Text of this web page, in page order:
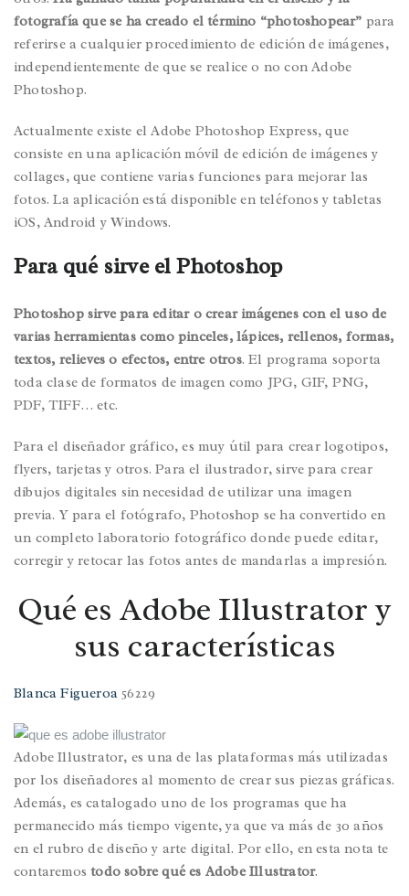
fotografía que se ha creado el término “photoshopear” para
referirse a cualquier procedimiento de edición de imágenes,
independientemente de que se realice o no con Adobe
Photoshop.
Actualmente existe el Adobe Photoshop Express, que
consiste en una aplicación móvil de edición de imágenes y
collages, que contiene varias funciones para mejorar las
fotos. La aplicación está disponible en teléfonos y tabletas
iOS, Android y Windows.
Para qué sirve el Photoshop
Photoshop sirve para editar o crear imágenes con el uso de
varias herramientas como pinceles, lápices, rellenos, formas,
textos, relieves o efectos, entre otros. El programa soporta
toda clase de formatos de imagen como JPG, GIF, PNG,
PDF, TIFF… etc.
Para el diseñador gráfico, es muy útil para crear logotipos,
flyers, tarjetas y otros. Para el ilustrador, sirve para crear
dibujos digitales sin necesidad de utilizar una imagen
previa. Y para el fotógrafo, Photoshop se ha convertido en
un completo laboratorio fotográfico donde puede editar,
corregir y retocar las fotos antes de mandarlas a impresión.
Qué es Adobe Illustrator y
sus características
Blanca Figueroa 56229
Adobe Illustrator, es una de las plataformas más utilizadas
por los diseñadores al momento de crear sus piezas gráficas.
Además, es catalogado uno de los programas que ha
permanecido más tiempo vigente, ya que va más de 30 años
en el rubro de diseño y arte digital. Por ello, en esta nota te
contaremostodo sobre qué es Adobe Illustrator.